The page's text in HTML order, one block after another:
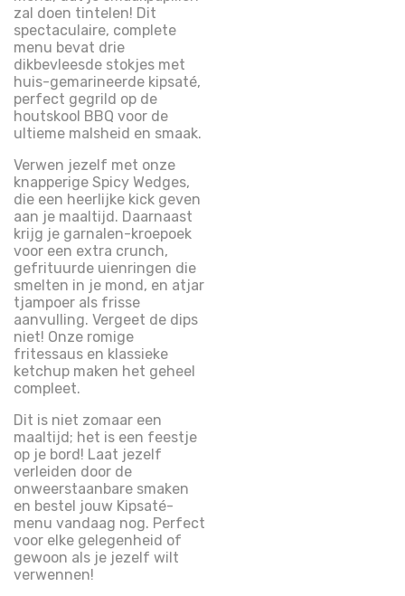
zal doen tintelen! Dit
spectaculaire, complete
menu bevat drie
dikbevleesde stokjes met
huis-gemarineerde kipsaté,
perfect gegrild op de
houtskool BBQ voor de
ultieme malsheid en smaak.
Verwen jezelf met onze
knapperige Spicy Wedges,
die een heerlijke kick geven
aan je maaltijd. Daarnaast
krijg je garnalen-kroepoek
voor een extra crunch,
gefrituurde uienringen die
smelten in je mond, en atjar
tjampoer als frisse
aanvulling. Vergeet de dips
niet! Onze romige
fritessaus en klassieke
ketchup maken het geheel
compleet.
Dit is niet zomaar een
maaltijd; het is een feestje
op je bord! Laat jezelf
verleiden door de
onweerstaanbare smaken
en bestel jouw Kipsaté-
menu vandaag nog. Perfect
voor elke gelegenheid of
gewoon als je jezelf wilt
verwennen!